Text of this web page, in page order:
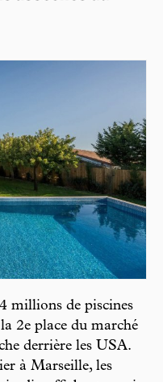
millions de piscines
2e place du marché
derrière les USA.
à Marseille, les